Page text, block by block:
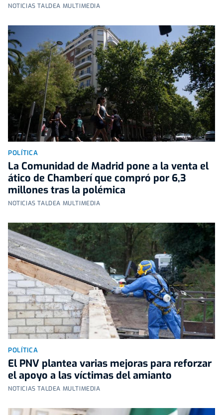
NOTICIAS TALDEA MULTIMEDIA
POLÍTICA
La Comunidad de Madrid pone a la venta el
ático de Chamberí que compró por 6,3
millones tras la polémica
NOTICIAS TALDEA MULTIMEDIA
POLÍTICA
El PNV plantea varias mejoras para reforzar
el apoyo a las víctimas del amianto
NOTICIAS TALDEA MULTIMEDIA